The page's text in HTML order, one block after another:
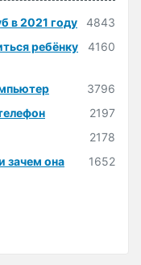
в 2021 году
4843
ребёнку
4160
3796
2197
2178
зачем она
1652